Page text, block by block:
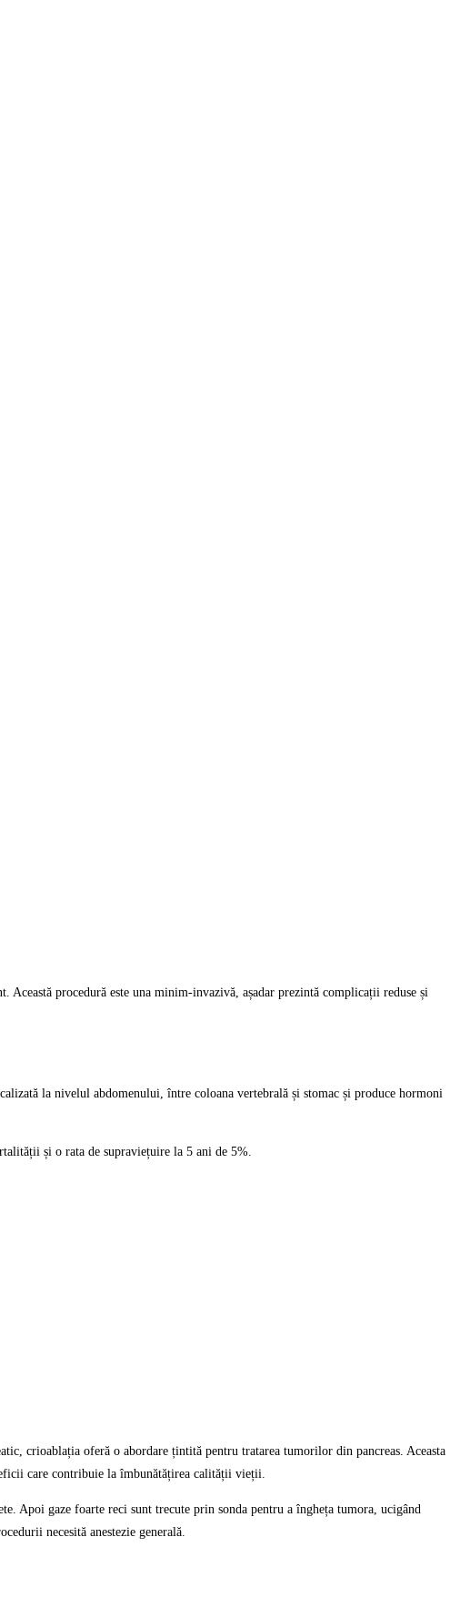
procedură este una minim-invazivă, așadar prezintă complicații reduse și
la nivelul abdomenului, între coloana vertebrală și stomac și produce hormoni
și o rata de supraviețuire la 5 ani de 5%.
crioablația oferă o abordare țintită pentru tratarea tumorilor din pancreas. Aceasta
care contribuie la îmbunătățirea calității vieții.
Apoi gaze foarte reci sunt trecute prin sonda pentru a îngheța tumora, ucigând
necesită anestezie generală.